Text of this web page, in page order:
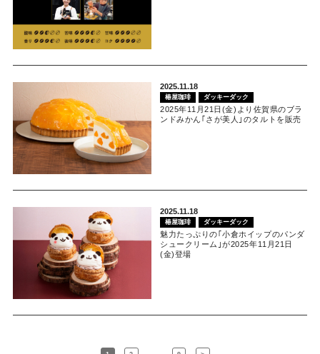
2025.11.18
椿屋珈琲 ダッキーダック
2025年11月21日(金)より佐賀県のブラ
ンドみかん｢さが美人｣のタルトを販売
2025.11.18
椿屋珈琲 ダッキーダック
魅力たっぷりの｢小倉ホイップのパンダ
シュークリーム｣が2025年11月21日
(金)登場